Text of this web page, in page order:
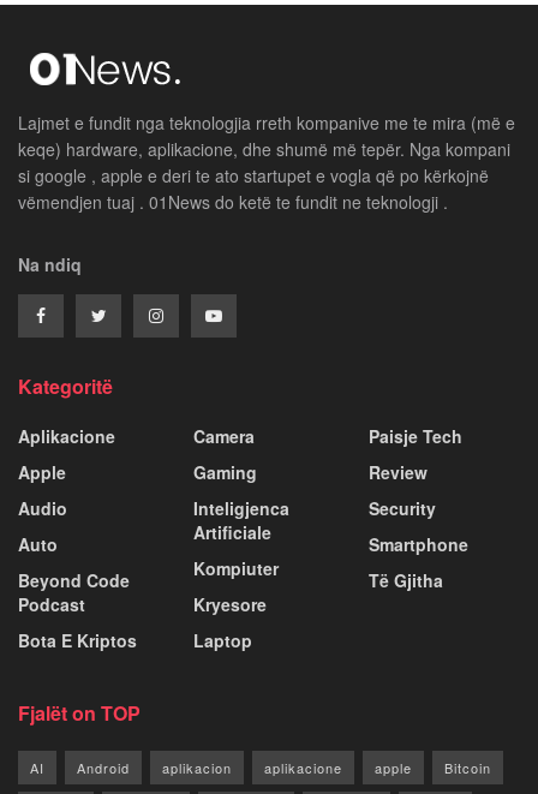
Lajmet e fundit nga teknologjia rreth kompanive me te mira (më e
keqe) hardware, aplikacione, dhe shumë më tepër. Nga kompani
si google , apple e deri te ato startupet e vogla që po kërkojnë
vëmendjen tuaj . 01News do ketë te fundit ne teknologji .
Na ndiq
Kategoritë
Aplikacione
Apple
Audio
Auto
Beyond Code
Podcast
Bota E Kriptos
Camera
Gaming
Inteligjenca
Artificiale
Kompiuter
Kryesore
Laptop
Paisje Tech
Review
Security
Smartphone
Të Gjitha
Fjalët on TOP
AI Android aplikacion aplikacione apple Bitcoin